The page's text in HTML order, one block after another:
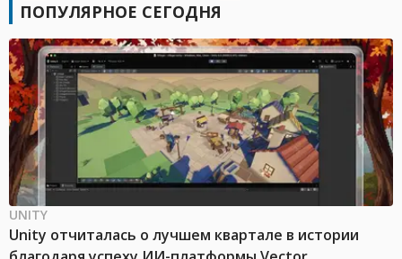
ПОПУЛЯРНОЕ СЕГОДНЯ
UNITY
Unity отчиталась о лучшем квартале в истории